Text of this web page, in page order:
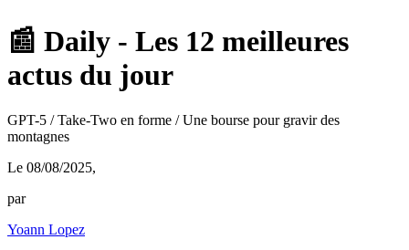
📰 Daily - Les 12 meilleures
actus du jour
GPT-5 / Take-Two en forme / Une bourse pour gravir des
montagnes
Le 08/08/2025,
par
Yoann Lopez